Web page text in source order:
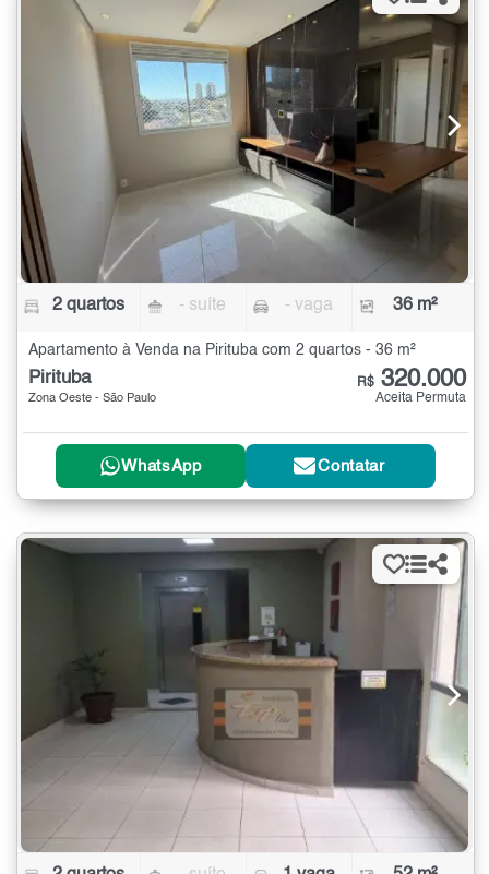
2 quartos - suíte - vaga 36 m²
Apartamento à Venda na Pirituba com 2 quartos - 36 m²
Pirituba
Zona Oeste - São Paulo
R$ 320.000
Aceita Permuta
WhatsApp Contatar